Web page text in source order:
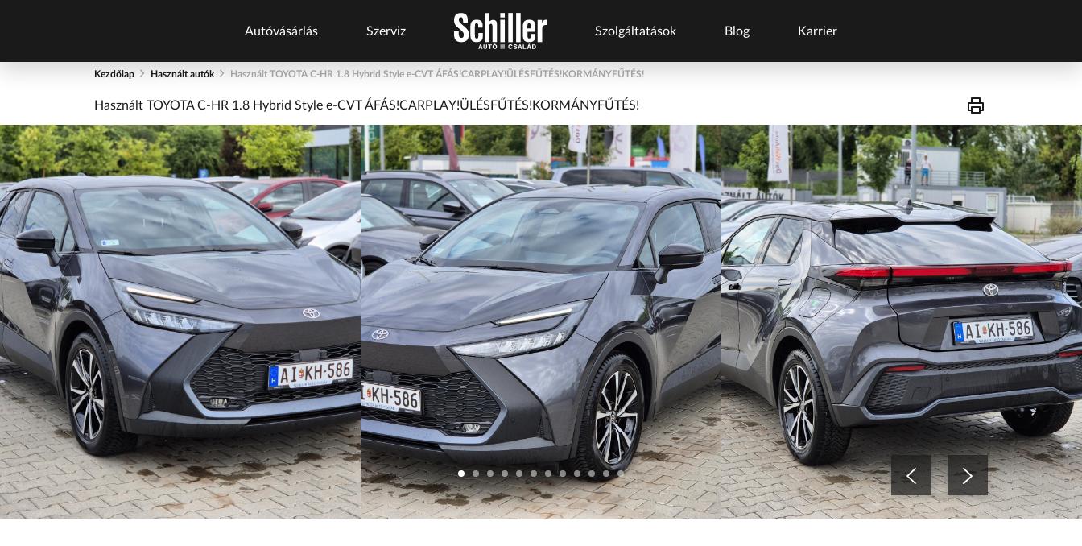
Autóvásárlás
Új autók készletről
Használt autók
Márkáink
BYD Schiller
Geely Schiller
Lexus Pest
ŠKODA Schiller
Toyota Schiller
Szerviz
szolgáltatások
Schneider Electric
Tesla Approved Body
Shop
Szerviz
cserejárművek
Szerviz
Karosszéria
Kulcsautomata
Márkaszervizek
Audi Schiller
BYD Schiller
Cupra Schiller
Geely Schiller
Lexus Pest
Seat Schiller
ŠKODA Schiller
Tesla Approved
Body Shop
Toyota Schiller
VW
Haszonjárművek
VW Service Schiller
Karosszéria
Szolgáltatások
Szolgáltatások
Business+
Flottakezelés
Karosszéria
Schneider
Electric
Szerviz
cserejárművek
Szerviz
Tartós bérlet
Tesla Approved
Body Shop
Blog Karrier
Kezdőlap Használt autók Használt TOYOTA C-HR 1.8 Hybrid Style e-CVT ÁFÁS!CARPLAY!ÜLÉSFŰTÉS!KORMÁNYFŰTÉS!
Használt TOYOTA C-HR 1.8 Hybrid Style e-CVT ÁFÁS!CARPLAY!ÜLÉSFŰTÉS!KORMÁNYFŰTÉS!